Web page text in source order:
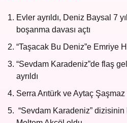
Evler ayrıldı, Deniz Baysal 7
boşanma davası açtı
“Taşacak Bu Deniz”e Emriye
“Sevdam Karadeniz”de flaş
ayrıldı
Serra Arıtürk ve Aytaç
“Sevdam Karadeniz” dizisinin